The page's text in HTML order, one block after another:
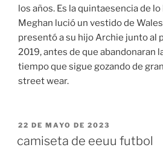
los años. Es la quintaesencia de
Meghan lució un vestido de
presentó a su hijo Archie junto al
2019, antes de que abandonaran
tiempo que sigue gozando de
street wear.
PUBLICADO
22 DE MAYO DE 2023
camiseta de eeuu futbol